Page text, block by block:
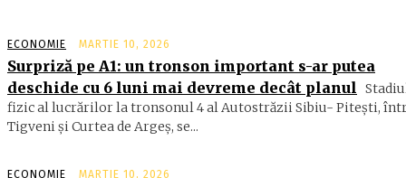
ECONOMIE MARTIE 10, 2026
Surpriză pe A1: un tronson important s-ar putea
deschide cu 6 luni mai devreme decât planul
fizic al lucrărilor la tronsonul 4 al Autostrăzii Sibiu- Piteşti,
Tigveni şi Curtea de Argeş, se...
ECONOMIE MARTIE 10, 2026